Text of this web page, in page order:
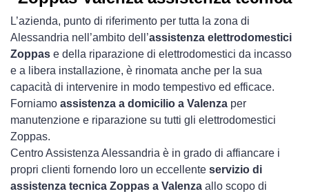
L’azienda, punto di riferimento per tutta la zona di
Alessandria nell’ambito dell’assistenza elettrodomestici
Zoppas e della riparazione di elettrodomestici da incasso
e a libera installazione, è rinomata anche per la sua
capacità di intervenire in modo tempestivo ed efficace.
Forniamo assistenza a domicilio a Valenza per
manutenzione e riparazione su tutti gli elettrodomestici
Zoppas.
Centro Assistenza Alessandria è in grado di affiancare i
propri clienti fornendo loro un eccellente servizio di
assistenza tecnica Zoppas a Valenza allo scopo di